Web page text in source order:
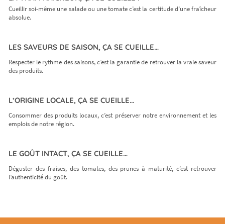
Cueillir soi-même une salade ou une tomate c’est la certitude d’une fraîcheur
absolue.
LES SAVEURS DE SAISON, ÇA SE CUEILLE…
Respecter le rythme des saisons, c’est la garantie de retrouver la vraie saveur
des produits.
L’ORIGINE LOCALE, ÇA SE CUEILLE…
Consommer des produits locaux, c’est préserver notre environnement et les
emplois de notre région.
LE GOÛT INTACT, ÇA SE CUEILLE…
Déguster des fraises, des tomates, des prunes à maturité, c’est retrouver
l’authenticité du goût.